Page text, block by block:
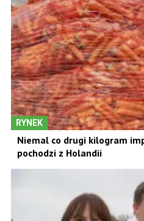
RYNEK
Niemal co drugi kilogram
pochodzi z Holandii